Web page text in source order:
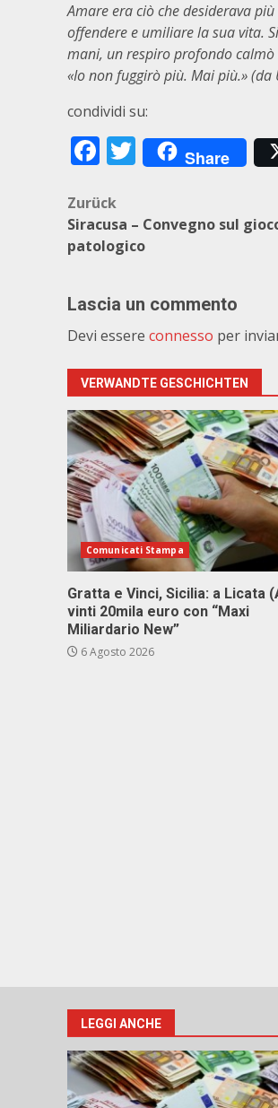
Amare era ciò che desiderava
offendere e umiliare la sua vita.
mani, un respiro profondo calmò
«Io non fuggirò più. Mai più.»
condividi su:
Facebook
Twitter
Share
Zurück
Siracusa – Convegno sul
patologico
Lascia un commento
Devi essere connesso per
VERWANDTE GESCHICHTEN
Comunicati Stampa
Gratta e Vinci, Sicilia: a Licata
vinti 20mila euro con “Maxi
Miliardario New”
6 Agosto 2026
LEGGI ANCHE